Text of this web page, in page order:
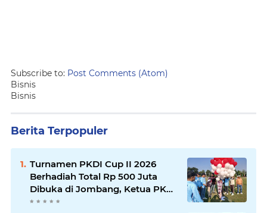
Subscribe to: Post Comments (Atom)
Bisnis
Bisnis
Berita Terpopuler
Turnamen PKDI Cup II 2026
Berhadiah Total Rp 500 Juta
Dibuka di Jombang, Ketua PKDI
Jatim Syaifullah Mahdi: Ajang